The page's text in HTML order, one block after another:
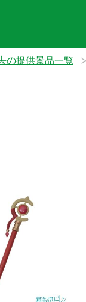
の提供景品一覧